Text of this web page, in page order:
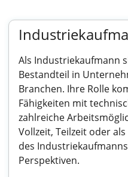
Als Industriekaufmann
Bestandteil in
Branchen. Ihre Rolle
Fähigkeiten mit
zahlreiche
Vollzeit, Teilzeit oder
des
Perspektiven.